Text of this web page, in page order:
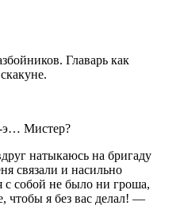
Главарь как
э… Мистер?
натыкаюсь на бригаду
связали и насильно
собой не было ни гроша,
чтобы я без вас делал! —